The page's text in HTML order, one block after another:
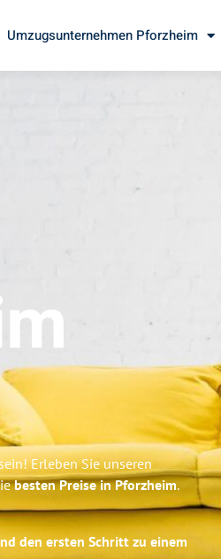
Umzugsunternehmen Pforzheim
Erleben Sie unseren
besten Preise in Pforzheim.
den ersten Schritt zu einem